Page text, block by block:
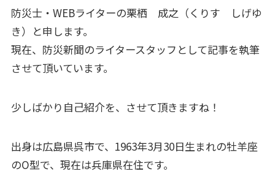
防災士・WEBライターの栗栖 成之（くりす しげゆ
き）と申します。
現在、防災新聞のライタースタッフとして記事を執筆
させて頂いています。
少しばかり自己紹介を、させて頂きますね！
出身は広島県呉市で、1963年3月30日生まれの牡羊座
のO型で、現在は兵庫県在住です。